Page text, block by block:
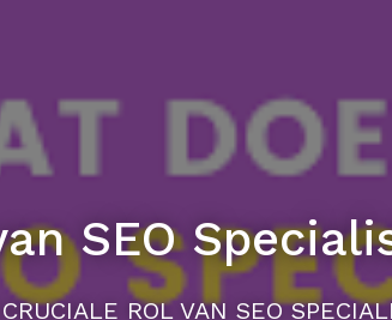
SEO
ROL VAN SEO